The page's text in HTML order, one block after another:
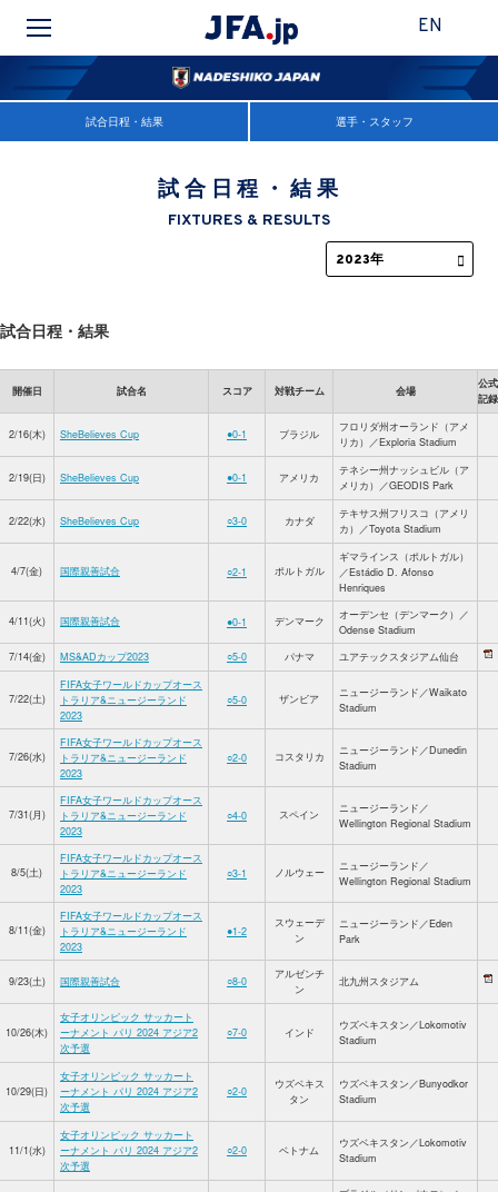
EN
試合日程・結果 選手・スタッフ
試合日程・結果
FIXTURES & RESULTS
試合日程・結果
開催日 試合名 スコア 対戦チーム 会場
公式
記録
2/16(木) SheBelieves Cup ●0-1 ブラジル
フロリダ州オーランド（アメ
リカ）／Exploria Stadium
2/19(日) SheBelieves Cup ●0-1 アメリカ
テネシー州ナッシュビル（ア
メリカ）／GEODIS Park
2/22(水) SheBelieves Cup ○3-0 カナダ
テキサス州フリスコ（アメリ
カ）／Toyota Stadium
4/7(金) 国際親善試合 ○2-1 ポルトガル
ギマラインス（ポルトガル）
／Estádio D. Afonso
Henriques
4/11(火) 国際親善試合 ●0-1 デンマーク
オーデンセ（デンマーク）／
Odense Stadium
7/14(金)
MS&ADカップ2023 ○5-0 パナマ ユアテックスタジアム仙台
7/22(土)
FIFA女子ワールドカップオース
トラリア&ニュージーランド
2023
○5-0 ザンビア
ニュージーランド／Waikato
Stadium
7/26(水)
FIFA女子ワールドカップオース
トラリア&ニュージーランド
2023
○2-0 コスタリカ
ニュージーランド／Dunedin
Stadium
7/31(月)
FIFA女子ワールドカップオース
トラリア&ニュージーランド
2023
○4-0 スペイン
ニュージーランド／
Wellington Regional Stadium
8/5(土)
FIFA女子ワールドカップオース
トラリア&ニュージーランド
2023
○3-1 ノルウェー
ニュージーランド／
Wellington Regional Stadium
8/11(金)
FIFA女子ワールドカップオース
トラリア&ニュージーランド
2023
●1-2
スウェーデ
ン
ニュージーランド／Eden
Park
9/23(土) 国際親善試合 ○8-0
アルゼンチ
ン
北九州スタジアム
10/26(木)
女子オリンピック サッカート
ーナメント パリ 2024 アジア2
次予選
○7-0 インド
ウズベキスタン／Lokomotiv
Stadium
10/29(日)
女子オリンピック サッカート
ーナメント パリ 2024 アジア2
次予選
○2-0
ウズベキス
タン
ウズベキスタン／Bunyodkor
Stadium
11/1(水)
女子オリンピック サッカート
ーナメント パリ 2024 アジア2
次予選
○2-0 ベトナム
ウズベキスタン／Lokomotiv
Stadium